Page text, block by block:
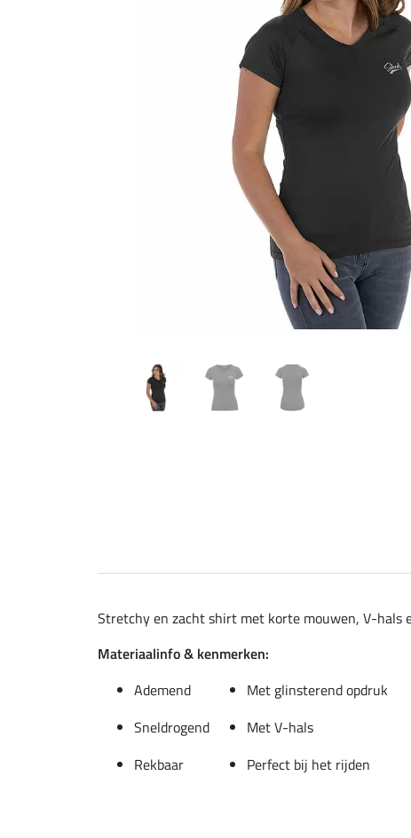
Stretchy en zacht shirt met korte mouwen, V-hals
Materiaalinfo & kenmerken:
Ademend
Met glinsterend opdruk
Sneldrogend
Met V-hals
Rekbaar
Perfect bij het rijden